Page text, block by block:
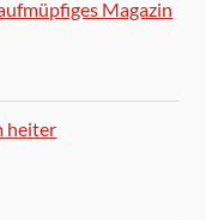
Magazin
heiter